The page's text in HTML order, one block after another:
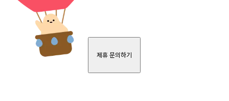
제휴 문의하기